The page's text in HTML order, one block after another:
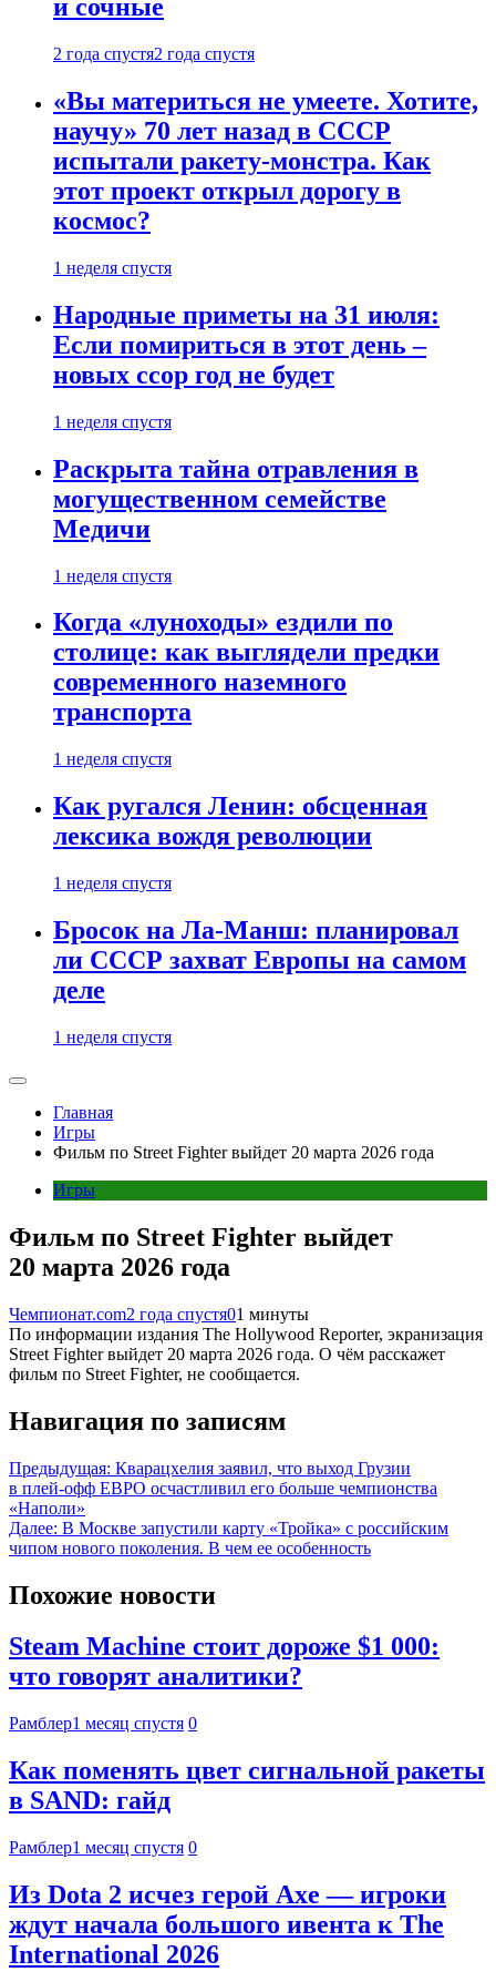
и сочные
2 года спустя2 года спустя
«Вы материться не умеете. Хотите,
научу» 70 лет назад в СССР
испытали ракету-монстра. Как
этот проект открыл дорогу в
космос?
1 неделя спустя
Народные приметы на 31 июля:
Если помириться в этот день –
новых ссор год не будет
1 неделя спустя
Раскрыта тайна отравления в
могущественном семействе
Медичи
1 неделя спустя
Когда «луноходы» ездили по
столице: как выглядели предки
современного наземного
транспорта
1 неделя спустя
Как ругался Ленин: обсценная
лексика вождя революции
1 неделя спустя
Бросок на Ла-Манш: планировал
ли СССР захват Европы на самом
деле
1 неделя спустя
Главная
Игры
Фильм по Street Fighter выйдет 20 марта 2026 года
Игры
Фильм по Street Fighter выйдет
20 марта 2026 года
Чемпионат.com2 года спустя01 минуты
По информации издания The Hollywood Reporter, экранизация
Street Fighter выйдет 20 марта 2026 года. О чём расскажет
фильм по Street Fighter, не сообщается.
Навигация по записям
Предыдущая: Кварацхелия заявил, что выход Грузии
в плей‑офф ЕВРО осчастливил его больше чемпионства
«Наполи»
Далее: В Москве запустили карту «Тройка» с российским
чипом нового поколения. В чем ее особенность
Похожие новости
Steam Machine стоит дороже $1 000:
что говорят аналитики?
Рамблер1 месяц спустя 0
Как поменять цвет сигнальной ракеты
в SAND: гайд
Рамблер1 месяц спустя 0
Из Dota 2 исчез герой Axe — игроки
ждут начала большого ивента к The
International 2026